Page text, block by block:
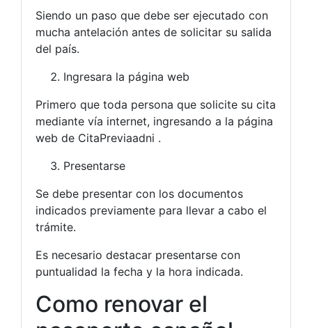
Siendo un paso que debe ser ejecutado con
mucha antelación antes de solicitar su salida
del país.
Ingresara la página web
Primero que toda persona que solicite su cita
mediante vía internet, ingresando a la página
web de CitaPreviaadni .
Presentarse
Se debe presentar con los documentos
indicados previamente para llevar a cabo el
trámite.
Es necesario destacar presentarse con
puntualidad la fecha y la hora indicada.
Como renovar el